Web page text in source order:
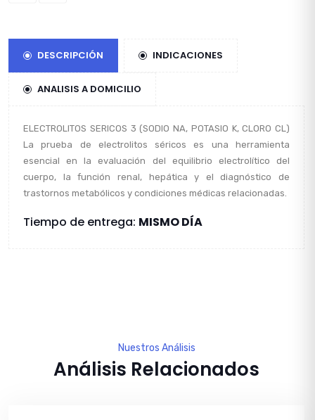
DESCRIPCIÓN INDICACIONES
ANALISIS A DOMICILIO
ELECTROLITOS SERICOS 3 (SODIO NA, POTASIO K, CLORO CL)
La prueba de electrolitos séricos es una herramienta
esencial en la evaluación del equilibrio electrolítico del
cuerpo, la función renal, hepática y el diagnóstico de
trastornos metabólicos y condiciones médicas relacionadas.
Tiempo de entrega: MISMO DÍA
Nuestros Análisis
Análisis Relacionados